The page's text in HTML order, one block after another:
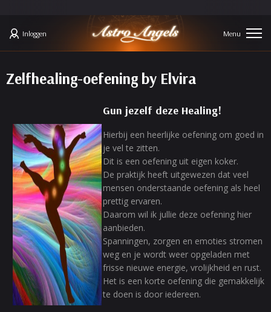
Inloggen
Zelfhealing-oefening by Elvira
Gun jezelf deze Healing!
Hierbij een heerlijke oefening om goed in
je vel te zitten.
Dit is een oefening uit eigen koker.
De praktijk heeft uitgewezen dat veel
mensen onderstaande oefening als heel
prettig ervaren.
Daarom wil ik jullie deze oefening hier
aanbieden.
Spanningen, zorgen en emoties stromen
weg en je wordt weer opgeladen met
frisse nieuwe energie, vrolijkheid en rust.
Het is een korte oefening die gemakkelijk
te doen is door iedereen.